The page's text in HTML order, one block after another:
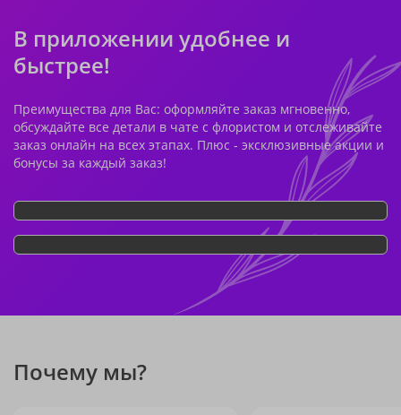
В приложении удобнее и
быстрее!
Преимущества для Вас: оформляйте заказ мгновенно,
обсуждайте все детали в чате с флористом и отслеживайте
заказ онлайн на всех этапах. Плюс - эксклюзивные акции и
бонусы за каждый заказ!
Почему мы?